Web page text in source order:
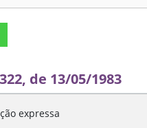
de 13/05/1983
expressa